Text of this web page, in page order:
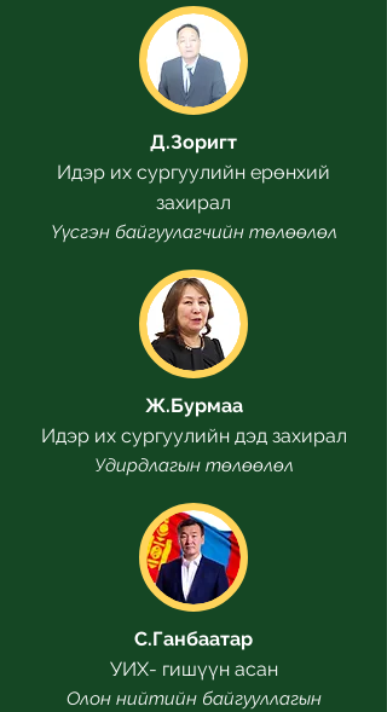
Д.Зоригт
Идэр их сургуулийн ерөнхий
захирал
Үүсгэн байгуулагчийн төлөөлөл
Ж.Бурмаа
Идэр их сургуулийн дэд захирал
Удирдлагын төлөөлөл
С.Ганбаатар
УИХ- гишүүн асан
Олон нийтийн байгууллагын